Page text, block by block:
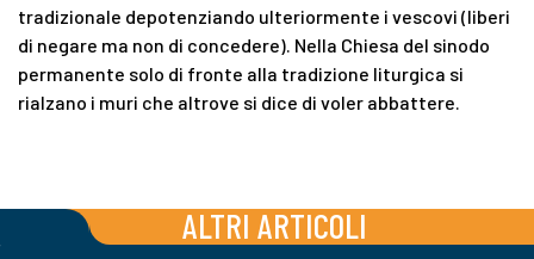
tradizionale depotenziando ulteriormente i vescovi (liberi
di negare ma non di concedere). Nella Chiesa del sinodo
permanente solo di fronte alla tradizione liturgica si
rialzano i muri che altrove si dice di voler abbattere.
ALTRI ARTICOLI